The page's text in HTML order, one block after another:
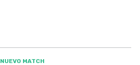
NUEVO MATCH